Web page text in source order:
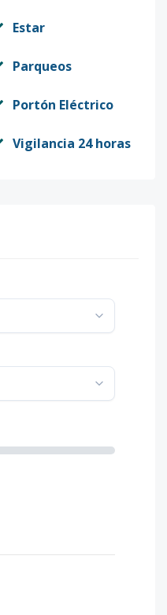
Estar
Parqueos
Portón Eléctrico
Vigilancia 24 horas